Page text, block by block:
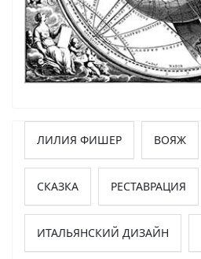
ЛИЛИЯ ФИШЕР ВОЯЖ
СКАЗКА РЕСТАВРАЦИЯ
ИТАЛЬЯНСКИЙ ДИЗАЙН